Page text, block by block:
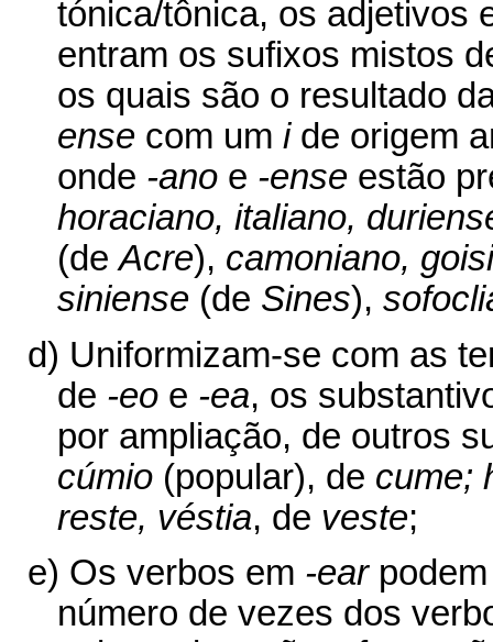
tónica/tônica, os adjetivos
entram os sufixos mistos
os quais são o resultado
ense com um ide origem
onde -ano e -ense estão
horaciano, italiano,
(deAcre), camoniano,
siniense (de Sines),
d) Uniformizam-se com as
de -eo e -ea, os
por ampliação, de outros
cúmio (popular), de cume;
reste, véstia, de veste;
e) Os verbos em -earpodem
número de vezes dos